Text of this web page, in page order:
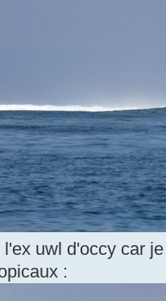
uwl d'occy car
: